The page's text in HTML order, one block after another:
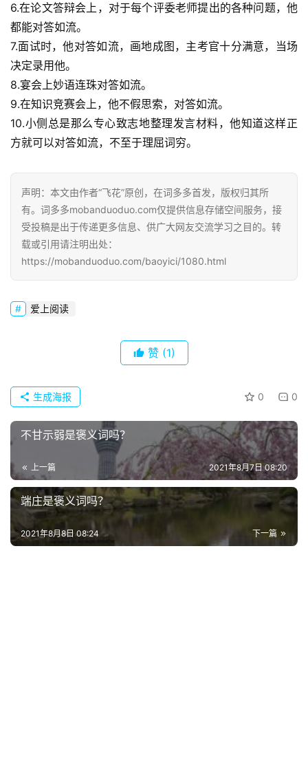
6.在论文答辩会上，对于每个评委老师提出的各种问题，他
都能对答如流。
7.面试时，他对答如流，画地成图，主考官十分满意，当场
决定录用他。
8.宴会上妙语连珠对答如流。
9.在知识竞赛会上，他不假思索，对答如流。
10.小侧总是那么专心致志地整理发言材料，他知道这样正
方就可以对答如流，不至于理屈词穷。
声明：本文由作者“飞花”原创，在词多多首发，版权归其所
有。词多多mobanduoduo.com仅提供信息存储空间服务，接
受投稿是出于传递更多信息、供广大网友交流学习之目的。转
载或引用请注明出处：
https://mobanduoduo.com/baoyici/1080.html
爱上阅读
赞 (1)
0 0
生成海报
不甘示弱是褒义词吗？
上一篇 2021年8月7日 08:20
端庄是褒义词吗？
下一篇
2021年8月8日 08:24